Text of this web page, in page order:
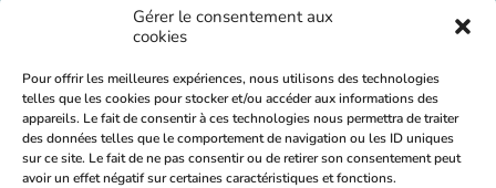
Gérer le consentement aux
cookies
Pour offrir les meilleures expériences, nous utilisons des technologies
telles que les cookies pour stocker et/ou accéder aux informations des
appareils. Le fait de consentir à ces technologies nous permettra de traiter
des données telles que le comportement de navigation ou les ID uniques
sur ce site. Le fait de ne pas consentir ou de retirer son consentement peut
avoir un effet négatif sur certaines caractéristiques et fonctions.
Une question ?
Si vous avez des questions ou des commentaires, n'hésitez
pas à nous contacter. Nous serons heureux de vous
répondre dans les plus brefs délais.
Foire aux questions